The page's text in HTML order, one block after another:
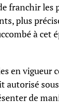
franchir les
plus
à cet
en
autorisé
de